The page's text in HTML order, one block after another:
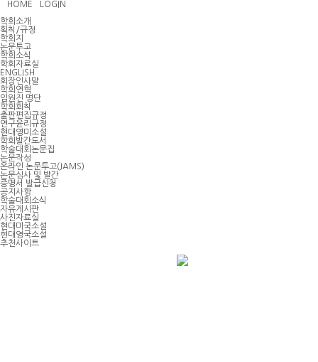
HOME
LOGIN
학회소개
획칙/규정
학회지
논문투고
학회소식
학회자료실
ENGLISH
회장인사말
학회연혁
임원진 명단
학회회칙
출판편집규정
연구윤리규정
현대영미소설
학회발간도서
학술대회논문집
논문작성
온라인 논문투고(JAMS)
논문심사 및 발간
증명서 발급신청
공지사항
학술대회소식
자유게시판
사진자료실
현대미국소설
현대영국소설
추천사이트